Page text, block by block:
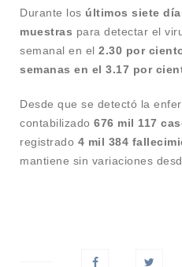
Durante los últimos siete
muestras para detectar el
semanal en el 2.30 por
semanas en el 3.17 por
Desde que se detectó la
contabilizado 676 mil 117
registrado 4 mil 384
mantiene sin variaciones